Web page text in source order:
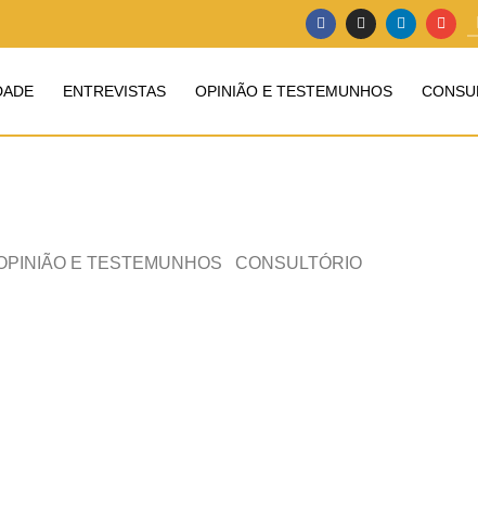
ENTREVISTAS OPINIÃO E TESTEMUNHOS
E TESTEMUNHOS CONSULTÓRIO